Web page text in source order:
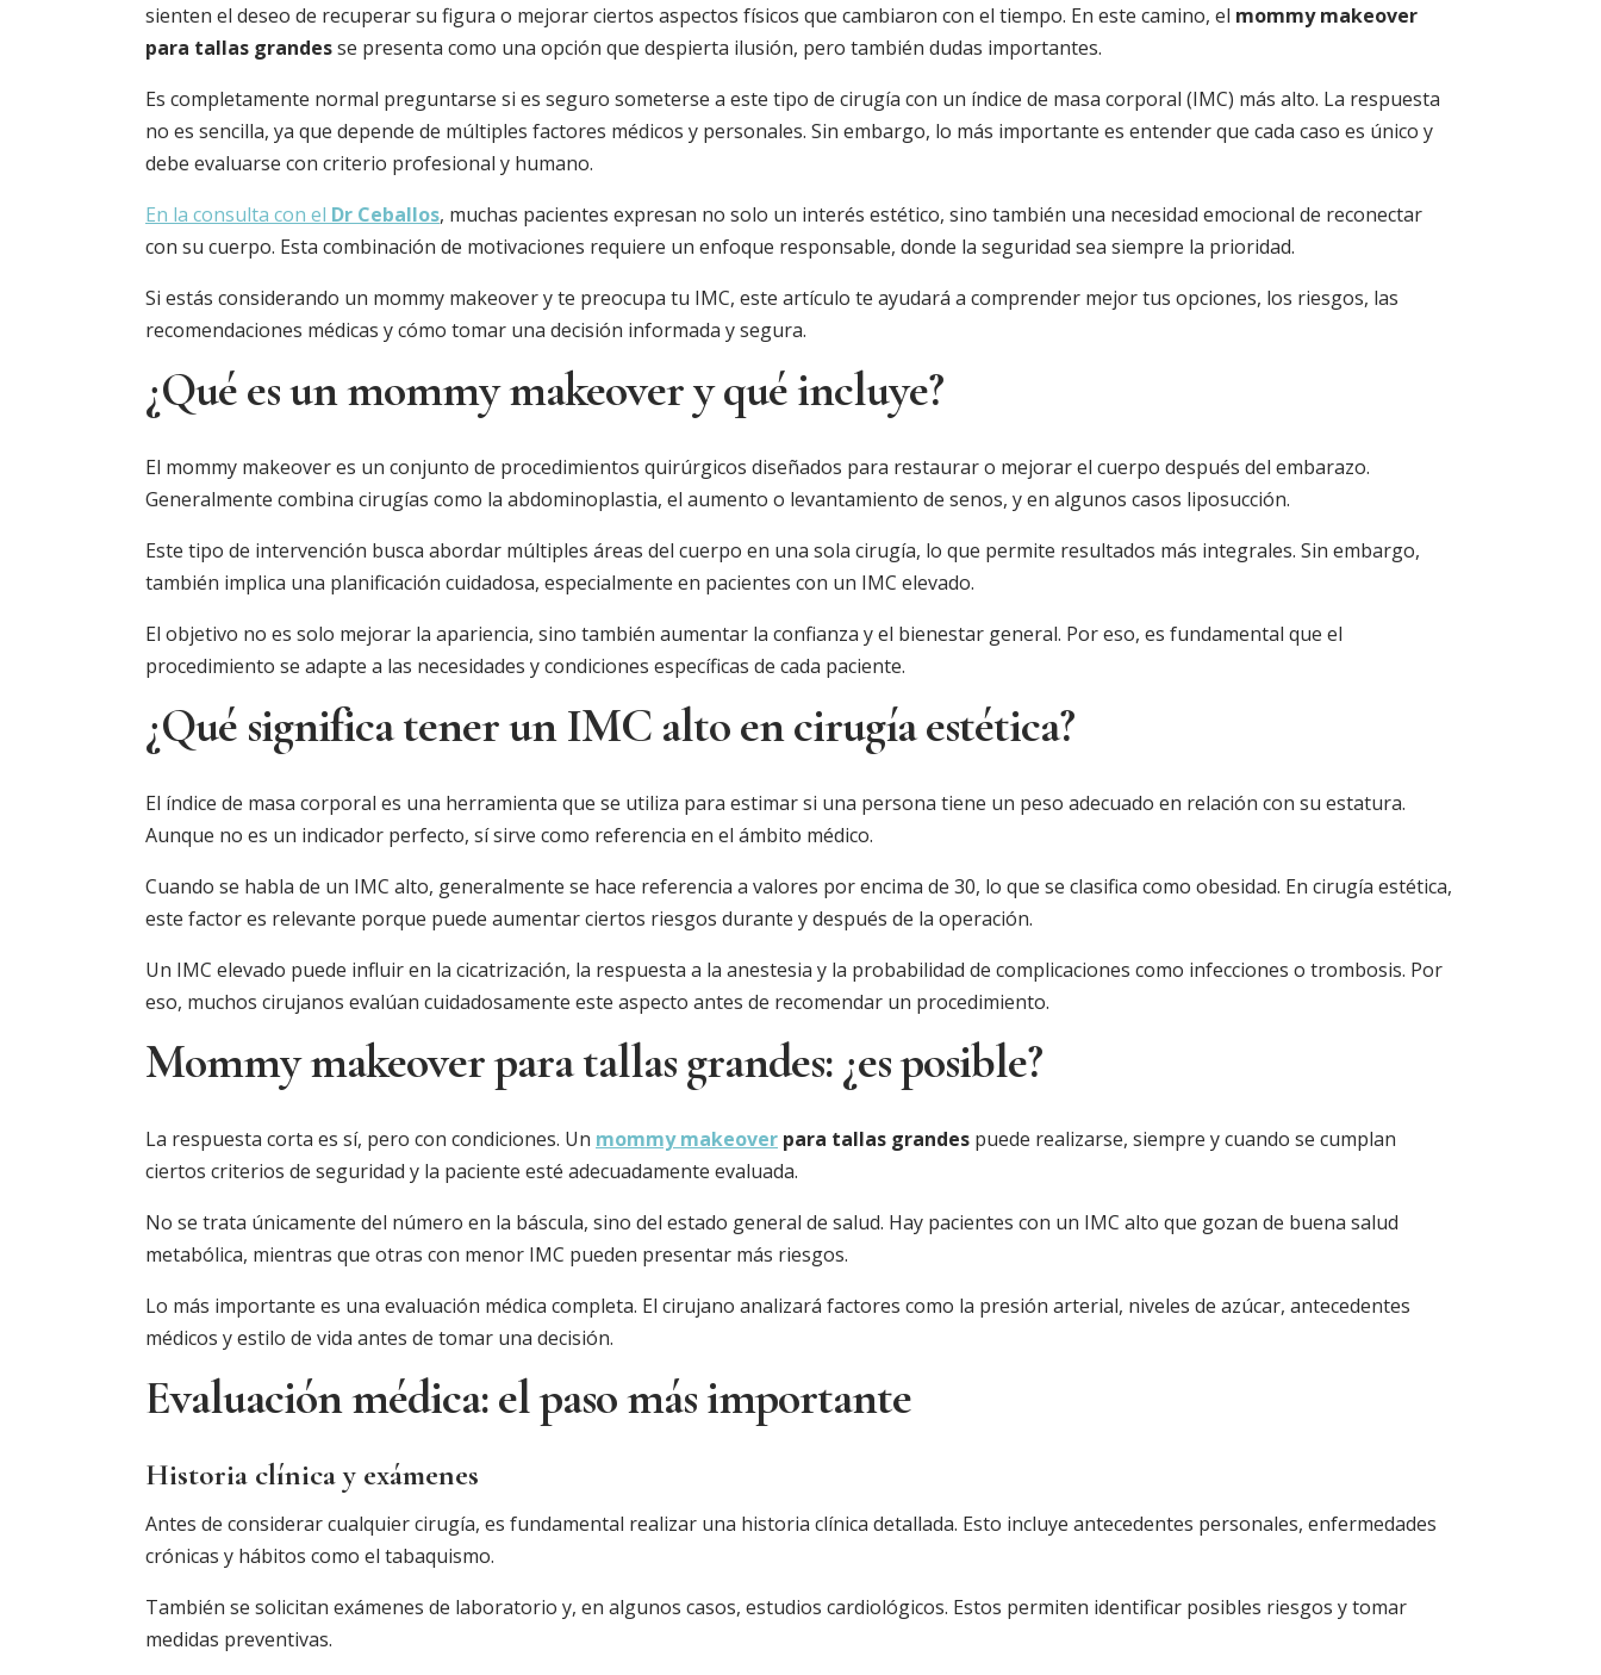
sienten el deseo de recuperar su figura o mejorar ciertos aspectos físicos que cambiaron con el tiempo. En este camino, el mommy makeover
para tallas grandesse presenta como una opción que despierta ilusión, pero también dudas importantes.
Es completamente normal preguntarse si es seguro someterse a este tipo de cirugía con un índice de masa corporal (IMC) más alto. La respuesta
no es sencilla, ya que depende de múltiples factores médicos y personales. Sin embargo, lo más importante es entender que cada caso es único y
debe evaluarse con criterio profesional y humano.
En la consulta con el Dr Ceballos, muchas pacientes expresan no solo un interés estético, sino también una necesidad emocional de reconectar
con su cuerpo. Esta combinación de motivaciones requiere un enfoque responsable, donde la seguridad sea siempre la prioridad.
Si estás considerando un mommy makeover y te preocupa tu IMC, este artículo te ayudará a comprender mejor tus opciones, los riesgos, las
recomendaciones médicas y cómo tomar una decisión informada y segura.
¿Qué es un mommy makeover y qué incluye?
El mommy makeover es un conjunto de procedimientos quirúrgicos diseñados para restaurar o mejorar el cuerpo después del embarazo.
Generalmente combina cirugías como la abdominoplastia, el aumento o levantamiento de senos, y en algunos casos liposucción.
Este tipo de intervención busca abordar múltiples áreas del cuerpo en una sola cirugía, lo que permite resultados más integrales. Sin embargo,
también implica una planificación cuidadosa, especialmente en pacientes con un IMC elevado.
El objetivo no es solo mejorar la apariencia, sino también aumentar la confianza y el bienestar general. Por eso, es fundamental que el
procedimiento se adapte a las necesidades y condiciones específicas de cada paciente.
¿Qué significa tener un IMC alto en cirugía estética?
El índice de masa corporal es una herramienta que se utiliza para estimar si una persona tiene un peso adecuado en relación con su estatura.
Aunque no es un indicador perfecto, sí sirve como referencia en el ámbito médico.
Cuando se habla de un IMC alto, generalmente se hace referencia a valores por encima de 30, lo que se clasifica como obesidad. En cirugía estética,
este factor es relevante porque puede aumentar ciertos riesgos durante y después de la operación.
Un IMC elevado puede influir en la cicatrización, la respuesta a la anestesia y la probabilidad de complicaciones como infecciones o trombosis. Por
eso, muchos cirujanos evalúan cuidadosamente este aspecto antes de recomendar un procedimiento.
Mommy makeover para tallas grandes: ¿es posible?
La respuesta corta es sí, pero con condiciones. Un mommy makeover para tallas grandes puede realizarse, siempre y cuando se cumplan
ciertos criterios de seguridad y la paciente esté adecuadamente evaluada.
No se trata únicamente del número en la báscula, sino del estado general de salud. Hay pacientes con un IMC alto que gozan de buena salud
metabólica, mientras que otras con menor IMC pueden presentar más riesgos.
Lo más importante es una evaluación médica completa. El cirujano analizará factores como la presión arterial, niveles de azúcar, antecedentes
médicos y estilo de vida antes de tomar una decisión.
Evaluación médica: el paso más importante
Historia clínica y exámenes
Antes de considerar cualquier cirugía, es fundamental realizar una historia clínica detallada. Esto incluye antecedentes personales, enfermedades
crónicas y hábitos como el tabaquismo.
También se solicitan exámenes de laboratorio y, en algunos casos, estudios cardiológicos. Estos permiten identificar posibles riesgos y tomar
medidas preventivas.